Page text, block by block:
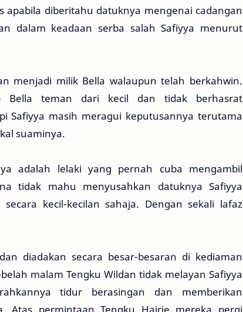
apabila diberitahu datuknya mengenai cadangan
dalam keadaan serba salah Safiyya menurut
menjadi milik Bella walaupun telah berkahwin.
Bella teman dari kecil dan tidak berhasrat
Safiyya masih meragui keputusannya terutama
suaminya.
adalah lelaki yang pernah cuba mengambil
tidak mahu menyusahkan datuknya Safiyya
kecil-kecilan sahaja. Dengan sekali lafaz
diadakan secara besar-besaran di kediaman
malam Tengku Wildan tidak melayan Safiyya
tidur berasingan dan memberikan